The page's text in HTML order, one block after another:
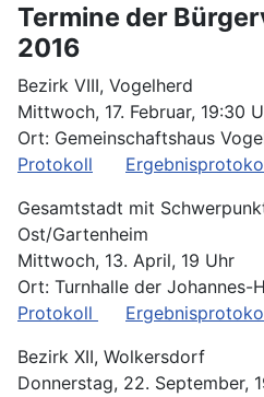
Termine der
2016
Bezirk VIII, Vogelherd
Mittwoch, 17. Februar, 19:30
Ort: Gemeinschaftshaus
Protokoll
Gesamtstadt mit
Ost/Gartenheim
Mittwoch, 13. April, 19 Uhr
Ort: Turnhalle der Johannes-
Protokoll
Bezirk XII, Wolkersdorf
Donnerstag, 22. September,